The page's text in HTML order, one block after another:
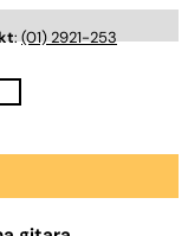
:(01) 2921-253